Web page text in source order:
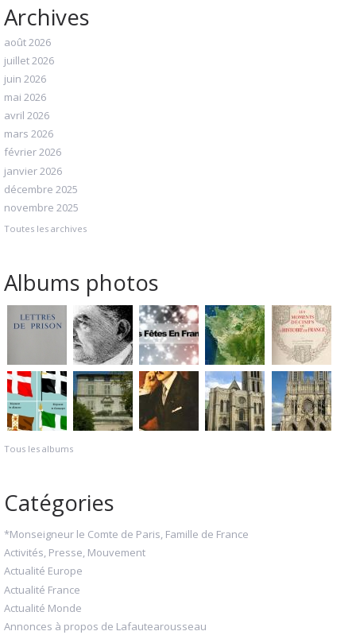
Archives
août 2026
juillet 2026
juin 2026
mai 2026
avril 2026
mars 2026
février 2026
janvier 2026
décembre 2025
novembre 2025
Toutes les archives
Albums photos
Tous les albums
Catégories
*Monseigneur le Comte de Paris, Famille de France
Activités, Presse, Mouvement
Actualité Europe
Actualité France
Actualité Monde
Annonces à propos de Lafautearousseau